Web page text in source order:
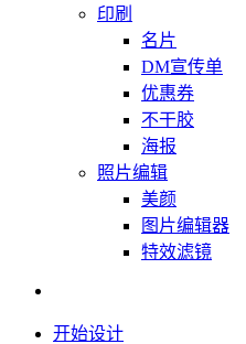
印刷
名片
DM宣传单
优惠券
不干胶
海报
照片编辑
美颜
图片编辑器
特效滤镜
开始设计